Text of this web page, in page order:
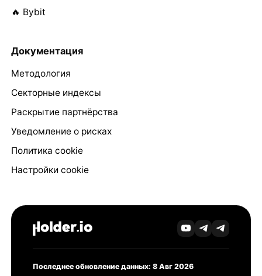
🔥 Bybit
Документация
Методология
Секторные индексы
Раскрытие партнёрства
Уведомление о рисках
Политика cookie
Настройки cookie
Последнее обновление данных: 8 Авг 2026